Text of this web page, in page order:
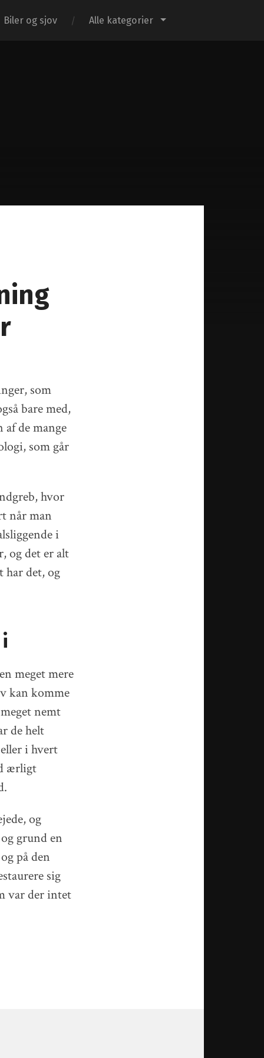
Biler og sjov Alle kategorier
som
bare med,
de mange
som går
hvor
når man
i
og det er alt
har det, og
meget mere
kan komme
nemt
de helt
i hvert
ærligt
og
grund en
på den
sig
var der intet